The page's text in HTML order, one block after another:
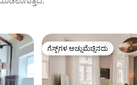
ಗೆಸ್ಟ್‌ಗಳ ಅಚ್ಚುಮೆಚ್ಚಿನದು
ಗೆಸ್ಟ್‌ಗಳ ಅಚ್ಚುಮೆಚ್ಚಿನದು